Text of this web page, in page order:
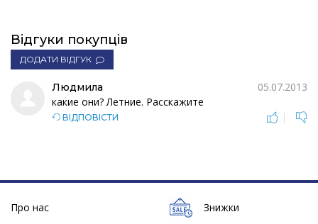
Відгуки покупців
ДОДАТИ ВІДГУК
Людмила
05.07.2013
какие они? Летние. Расскажите
ВІДПОВІСТИ |
Про нас Знижки